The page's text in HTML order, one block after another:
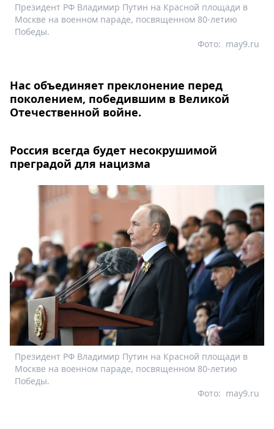
Президент РФ Владимир Путин на Красной площади в
Москве на военном параде, посвященном 80-летию
Победы.
may9.ru
Фото:
Нас объединяет преклонение перед
поколением, победившим в Великой
Отечественной войне.
Россия всегда будет несокрушимой
преградой для нацизма
Президент РФ Владимир Путин на Красной площади в
Москве на военном параде, посвященном 80-летию
Победы.
may9.ru
Фото: